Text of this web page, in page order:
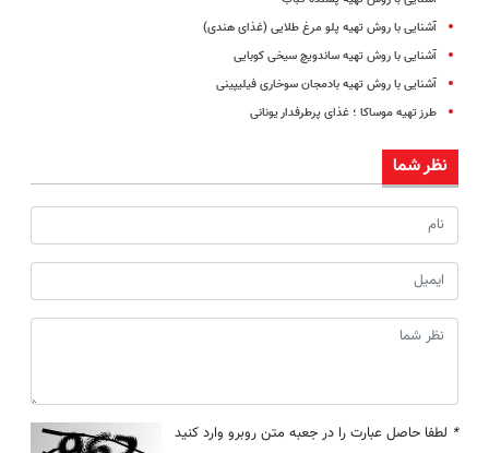
آشنایی با روش تهیه پلو مرغ طلایی (غذای هندی)
آشنایی با روش تهیه ساندویچ سیخی کوبایی
آشنایی با روش تهیه بادمجان سوخاری فیلیپینی
طرز تهیه موساکا ؛ غذای پرطرفدار یونانی
نظر شما
* لطفا حاصل عبارت را در جعبه متن روبرو وارد کنید